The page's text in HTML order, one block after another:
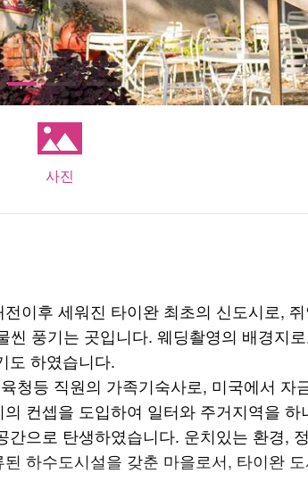
사진
이후 세워진 타이완 최초의 신도시로,
씬 풍기는 곳입니다. 웨딩촬영의 배경지
도 하였습니다.
청등 직원의 가족기숙사로, 미국에서 자
컨셉을 도입하여 일터와 주거지역을 하
으로 탄생하였습니다. 운치있는 환경,
하수도시설을 갖춘 마을로서, 타이완